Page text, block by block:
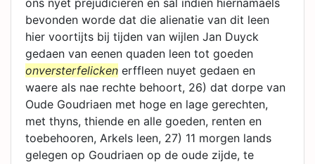
ons nyet prejudicieren en sal indien hiernamaels
bevonden worde dat die alienatie van dit leen
hier voortijts bij tijden van wijlen Jan Duyck
gedaen van eenen quaden leen tot goeden
onversterfelicken erffleen nuyet gedaen en
waere als nae rechte behoort, 26) dat dorpe van
Oude Goudriaen met hoge en lage gerechten,
met thyns, thiende en alle goeden, renten en
toebehooren, Arkels leen, 27) 11 morgen lands
gelegen op Goudriaen op de oude zijde, te